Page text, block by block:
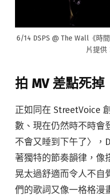
6/14 DSPS @ The Wall《時
片提供
拍 MV 差點死掉
正如同在 StreetVoice
數、現在仍然時不時會
不會又睡到下午了〉，
著獨特的節奏韻律，像
晃太過舒適而令人不自
們的歌詞又像一格格漫